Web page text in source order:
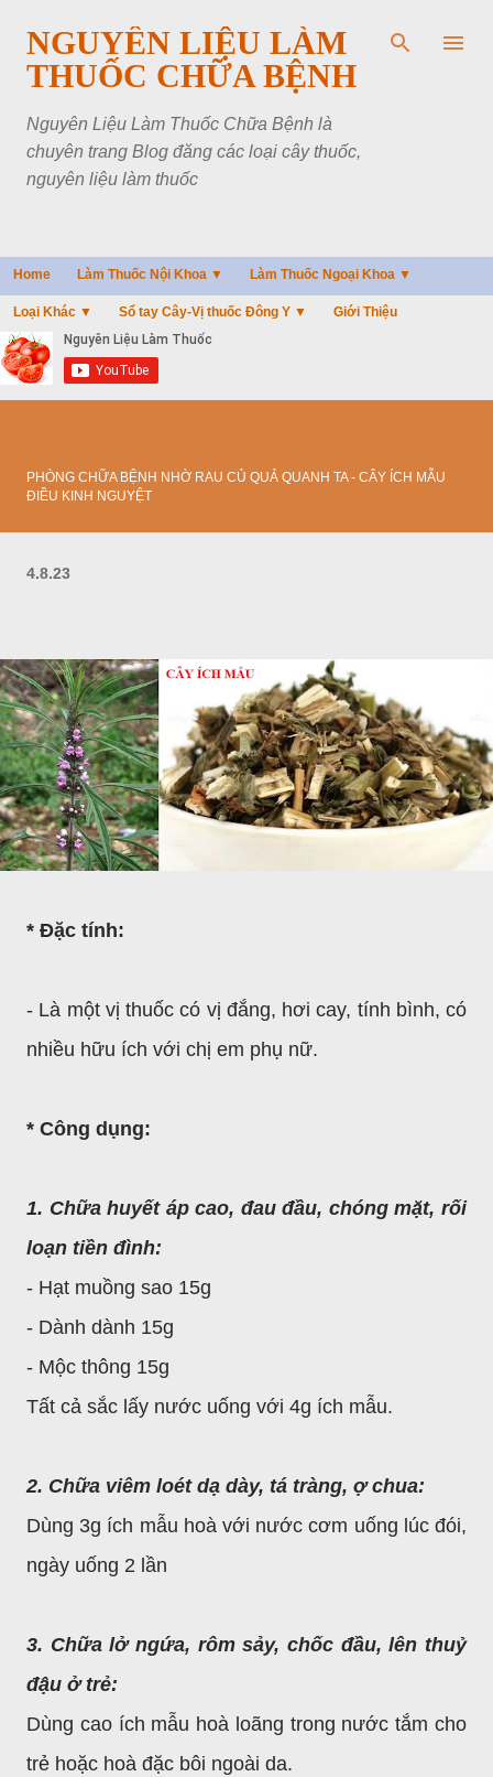
Chuyển đến nội dung chính
NGUYÊN LIỆU LÀM
THUỐC CHỮA BỆNH
Nguyên Liệu Làm Thuốc Chữa Bệnh là
chuyên trang Blog đăng các loại cây thuốc,
nguyên liệu làm thuốc
Home Làm Thuốc Nội Khoa ▼ Làm Thuốc Ngoại Khoa ▼
Loại Khác ▼ Sổ tay Cây-Vị thuốc Đông Y ▼ Giới Thiệu
PHÒNG CHỮA BỆNH NHỜ RAU CỦ QUẢ QUANH TA - CÂY ÍCH MẪU
ĐIỀU KINH NGUYỆT
4.8.23
* Đặc tính:
- Là một vị thuốc có vị đắng, hơi cay, tính bình, có
nhiều hữu ích với chị em phụ nữ.
* Công dụng:
1. Chữa huyết áp cao, đau đầu, chóng mặt, rối
loạn tiền đình:
- Hạt muồng sao 15g
- Dành dành 15g
- Mộc thông 15g
Tất cả sắc lấy nước uống với 4g ích mẫu.
2. Chữa viêm loét dạ dày, tá tràng, ợ chua:
Dùng 3g ích mẫu hoà với nước cơm uống lúc đói,
ngày uống 2 lần
3. Chữa lở ngứa, rôm sảy, chốc đầu, lên thuỷ
đậu ở trẻ:
Dùng cao ích mẫu hoà loãng trong nước tắm cho
trẻ hoặc hoà đặc bôi ngoài da.